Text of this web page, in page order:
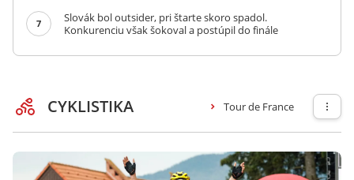
7
Slovák bol outsider, pri štarte skoro spadol.
Konkurenciu však šokoval a postúpil do finále
CYKLISTIKA Tour de France